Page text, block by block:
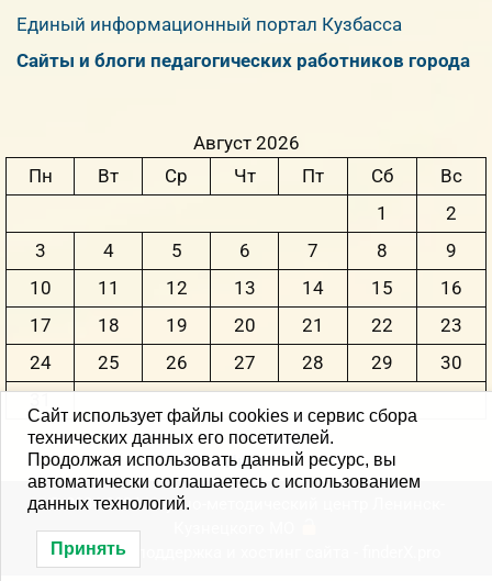
Единый информационный портал Кузбасса
Сайты и блоги педагогических работников города
Август 2026
Пн
Вт Ср Чт Пт Сб
Вс
1
2
3
4 5 6 7 8
9
10
11 12 13 14 15
16
17
18 19 20 21 22
23
24
25 26 27 28 29
30
« Июн
© 2004-2026 Научно-методический центр Ленинск-
Создание, поддержка и хостинг сайта -
Сайт использует файлы cookies и сервис сбора
технических данных его посетителей.
Продолжая использовать данный ресурс, вы
автоматически соглашаетесь с использованием
данных технологий.
Принять